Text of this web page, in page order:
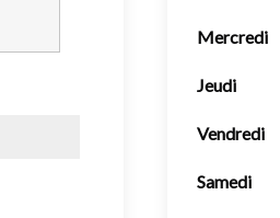
Mercredi
Jeudi
Vendredi
Samedi